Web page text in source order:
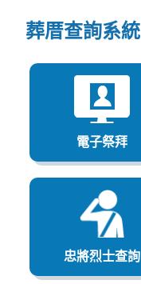
葬厝查詢系統
電子祭拜
忠將烈士查詢